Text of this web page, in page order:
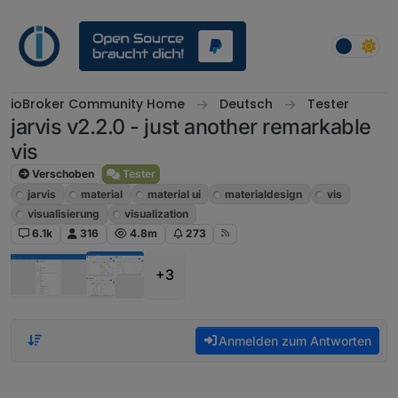
ioBroker Community Home Deutsch Tester
jarvis v2.2.0 - just another remarkable
vis
Verschoben
Tester
jarvis
material material ui materialdesign
vis
visualisierung
visualization
6.1k
316 4.8m 273
+3
Anmelden zum Antworten